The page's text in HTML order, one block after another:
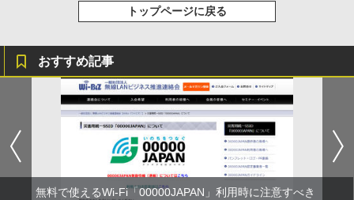
トップページに戻る
おすすめ記事
無料で使えるWi-Fi「00000JAPAN」利用時に注意すべき